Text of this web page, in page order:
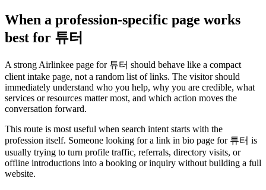
When a profession-specific page works
best for 튜터
A strong Airlinkee page for 튜터 should behave like a compact
client intake page, not a random list of links. The visitor should
immediately understand who you help, why you are credible, what
services or resources matter most, and which action moves the
conversation forward.
This route is most useful when search intent starts with the
profession itself. Someone looking for a link in bio page for 튜터 is
usually trying to turn profile traffic, referrals, directory visits, or
offline introductions into a booking or inquiry without building a full
website.